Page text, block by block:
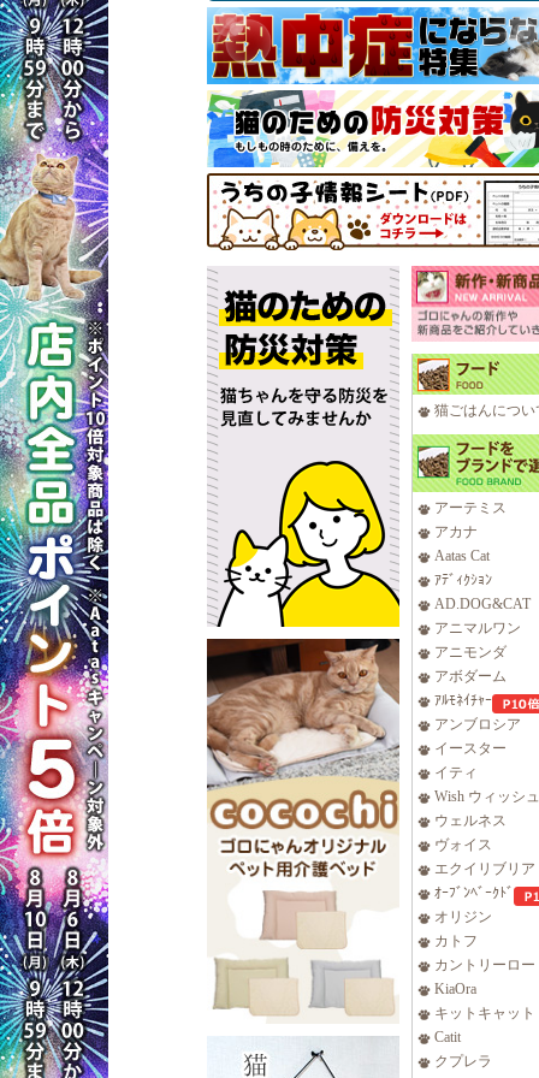
猫ごはんについ
アーテミス
アカナ
Aatas Cat
ｱﾃﾞｨｸｼｮﾝ
AD.DOG&CAT
アニマルワン
アニモンダ
アボダーム
ｱﾙﾓﾈｲﾁｬｰ
アンブロシア
イースター
イティ
Wish ウィッシュ
ウェルネス
ヴォイス
エクイリブリア
ｵｰﾌﾞﾝﾍﾞｰｸﾄﾞ
オリジン
カトフ
カントリーロー
KiaOra
キットキャット
Catit
クプレラ